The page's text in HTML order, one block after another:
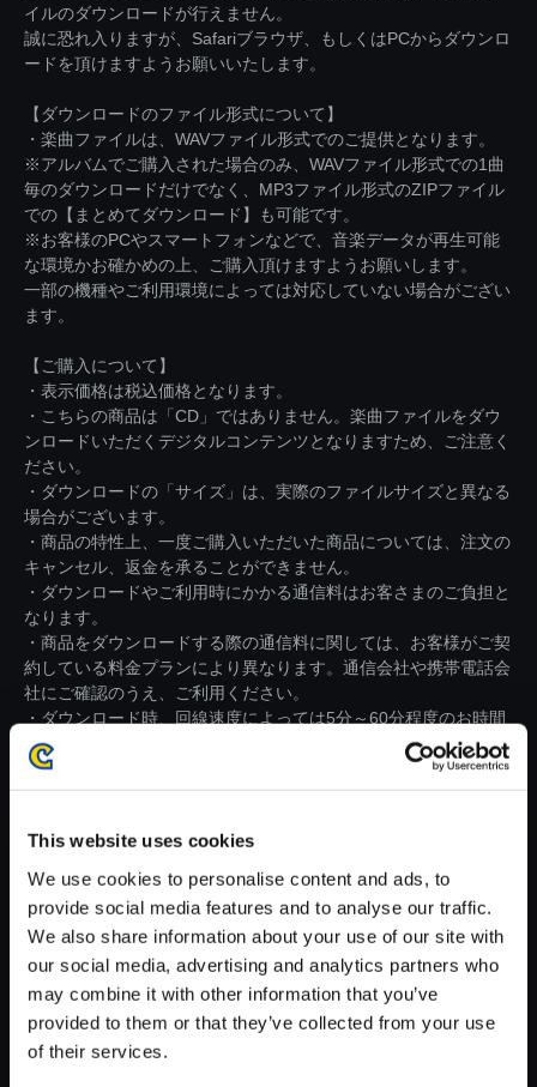
This website uses cookies
We use cookies to personalise content and ads, to
provide social media features and to analyse our traffic.
We also share information about your use of our site with
our social media, advertising and analytics partners who
may combine it with other information that you’ve
provided to them or that they’ve collected from your use
of their services.
イルのダウンロードが行えません。
誠に恐れ入りますが、Safariブラウザ、もしくはPCからダウンロ
ードを頂けますようお願いいたします。
【ダウンロードのファイル形式について】
・楽曲ファイルは、WAVファイル形式でのご提供となります。
※アルバムでご購入された場合のみ、WAVファイル形式での1曲
毎のダウンロードだけでなく、MP3ファイル形式のZIPファイル
での【まとめてダウンロード】も可能です。
※お客様のPCやスマートフォンなどで、音楽データが再生可能
な環境かお確かめの上、ご購入頂けますようお願いします。
一部の機種やご利用環境によっては対応していない場合がござい
ます。
【ご購入について】
・表示価格は税込価格となります。
・こちらの商品は「CD」ではありません。楽曲ファイルをダウ
ンロードいただくデジタルコンテンツとなりますため、ご注意く
ださい。
・ダウンロードの「サイズ」は、実際のファイルサイズと異なる
場合がございます。
・商品の特性上、一度ご購入いただいた商品については、注文の
キャンセル、返金を承ることができません。
・ダウンロードやご利用時にかかる通信料はお客さまのご負担と
なります。
・商品をダウンロードする際の通信料に関しては、お客様がご契
約している料金プランにより異なります。通信会社や携帯電話会
社にご確認のうえ、ご利用ください。
・ダウンロード時、回線速度によっては5分～60分程度のお時間
がかかる場合がございます。
※ご購入いただいたファイルのダウンロードの際には、通信環境
が安定しているWifi環境でお試しください。
【単曲】Street Fighter 6 Origin
al Soundtrack Bathers Beach -
Stage Battle